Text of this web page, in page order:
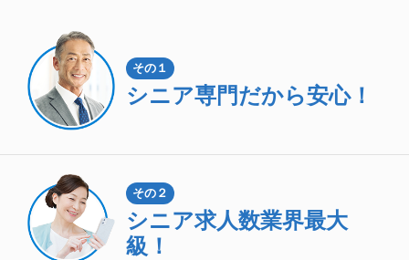
その１
シニア専門だから安心！
その２
シニア求人数業界最大
級！